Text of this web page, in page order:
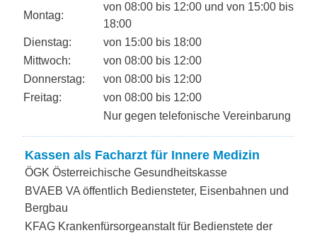
Montag:
von 08:00 bis 12:00 und von 15:00 bis
18:00
Dienstag:
von 15:00 bis 18:00
Mittwoch:
von 08:00 bis 12:00
Donnerstag:
von 08:00 bis 12:00
Freitag:
von 08:00 bis 12:00
Nur gegen telefonische Vereinbarung
Kassen als Facharzt für Innere Medizin
ÖGK Österreichische Gesundheitskasse
BVAEB VA öffentlich Bediensteter, Eisenbahnen und
Bergbau
KFAG Krankenfürsorgeanstalt für Bedienstete der